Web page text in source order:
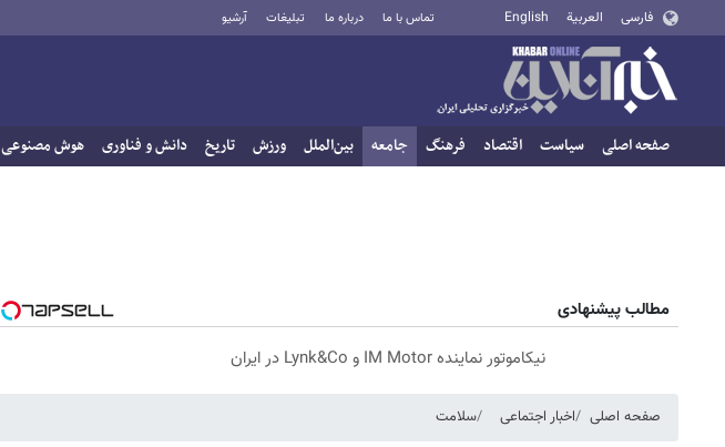
فارسی العربية English تماس با ما درباره ما تبلیغات آرشیو
صفحه اصلی سیاست اقتصاد فرهنگ جامعه بین‌الملل ورزش تاریخ دانش و فناوری هوش مصنوعی
مطالب پیشنهادی
نیکاموتور نماینده IM Motor و Lynk&Co در ایران
صفحه اصلی اخبار اجتماعی سلامت